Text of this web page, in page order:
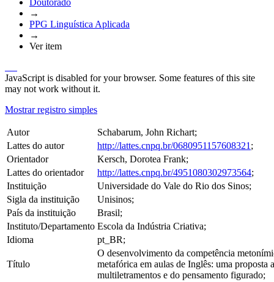
→
PPG Linguística Aplicada
→
Ver item
JavaScript is disabled for your browser. Some features of this site
may not work without it.
Mostrar registro simples
Autor
Schabarum, John Richart;
Lattes do autor
http://lattes.cnpq.br/0680951157608321 ;
Orientador
Kersch, Dorotea Frank;
Lattes do orientador
http://lattes.cnpq.br/4951080302973564;
Instituição
Universidade do Vale do Rio dos Sinos;
Sigla da instituição
Unisinos;
País da instituição
Brasil;
Instituto/Departamento Escola da Indústria Criativa;
Idioma
pt_BR;
Título
O desenvolvimento da competência
metafórica em aulas de Inglês: uma proposta
multiletramentos e do pensamento figurado;